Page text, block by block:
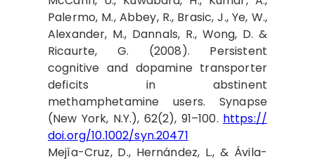
Palermo, M., Abbey, R., Brasic, J., Ye, W.,
Alexander, M., Dannals, R., Wong, D. &
Ricaurte, G. (2008). Persistent
cognitive and dopamine transporter
deficits in abstinent
methamphetamine users. Synapse
(New York, N.Y.), 62(2), 91–100. https://
doi.org/10.1002/syn.20471
Mejía-Cruz, D., Hernández, L., & Ávila-